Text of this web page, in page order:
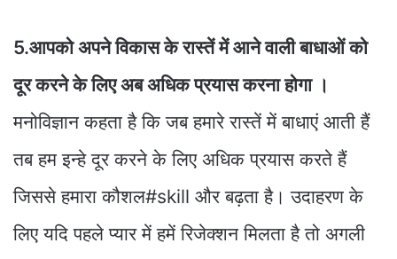
5.आपको अपने विकास के रास्तें में आने वाली बाधाओं को
दूर करने के लिए अब अधिक प्रयास करना होगा ।
मनोविज्ञान कहता है कि जब हमारे रास्तें में बाधाएं आती हैं
तब हम इन्हे दूर करने के लिए अधिक प्रयास करते हैं
जिससे हमारा कौशल#skill और बढ़ता है। उदाहरण के
लिए यदि पहले प्यार में हमें रिजेक्शन मिलता है तो अगली